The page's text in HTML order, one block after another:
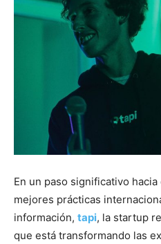
En un paso significativo
mejores prácticas
información, tapi, la startup
que está transformando las